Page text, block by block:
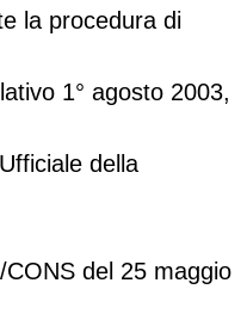
la procedura di
1° agosto 2003,
della
del 25 maggio